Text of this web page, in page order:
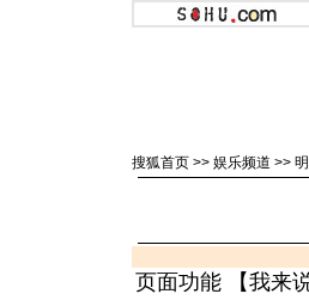
搜狐首页 >> 娱乐频道 >>
页面功能 【我来